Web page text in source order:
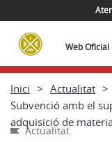
Web
Inici
Actualitat
Subvenció amb el
adquisició de
Actualitat